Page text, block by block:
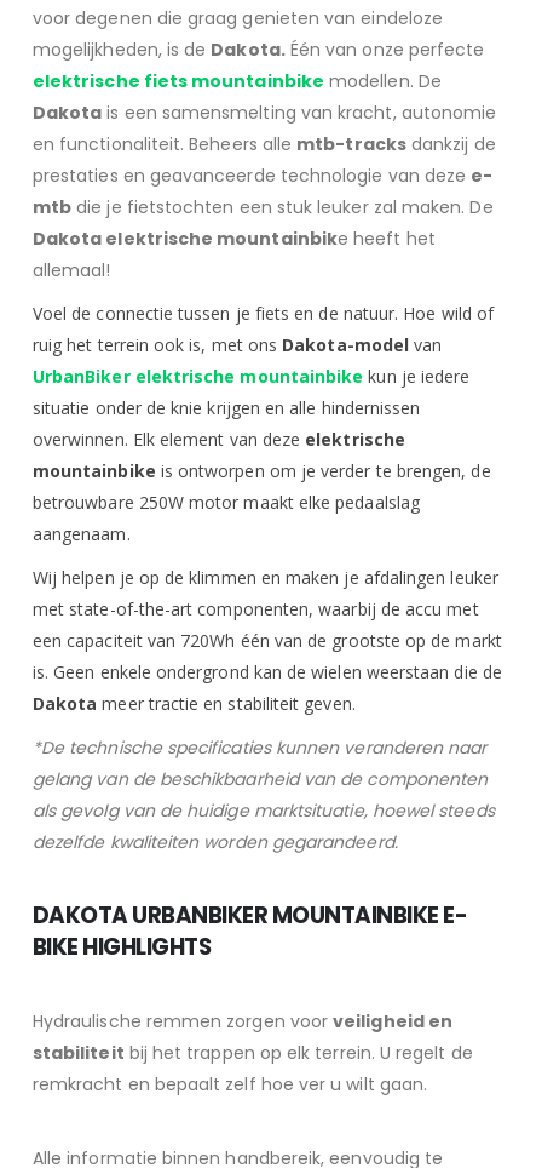
voor degenen die graag genieten van eindeloze
mogelijkheden, is de Dakota.Één van onze perfecte
elektrische fiets mountainbike modellen. De
Dakota is een samensmelting van kracht, autonomie
en functionaliteit. Beheers alle mtb-tracksdankzij de
prestaties en geavanceerde technologie van deze e-
mtb die je fietstochten een stuk leuker zal maken. De
Dakota elektrische mountainbike heeft het
allemaal!
Voel de connectie tussen je fiets en de natuur. Hoe wild of
ruig het terrein ook is, met ons Dakota-model van
UrbanBiker elektrische mountainbike kun je iedere
situatie onder de knie krijgen en alle hindernissen
overwinnen. Elk element van deze elektrische
mountainbike is ontworpen om je verder te brengen, de
betrouwbare 250W motor maakt elke pedaalslag
aangenaam.
Wij helpen je op de klimmen en maken je afdalingen leuker
met state-of-the-art componenten, waarbij de accu met
een capaciteit van 720Wh één van de grootste op de markt
is. Geen enkele ondergrond kan de wielen weerstaan die de
Dakota meer tractie en stabiliteit geven.
*De technische specificaties kunnen veranderen naar
gelang van de beschikbaarheid van de componenten
als gevolg van de huidige marktsituatie, hoewel steeds
dezelfde kwaliteiten worden gegarandeerd.
DAKOTA URBANBIKER MOUNTAINBIKE E-
BIKE HIGHLIGHTS
Hydraulische remmen zorgen voorveiligheid en
stabiliteit bij het trappen op elk terrein. U regelt de
remkracht en bepaalt zelf hoe ver u wilt gaan.
Alle informatie binnen handbereik, eenvoudig te